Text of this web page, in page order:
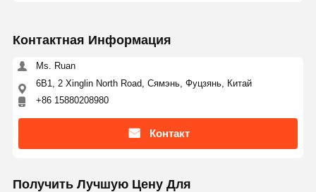
Контактная Информация
Ms. Ruan
6B1, 2 Xinglin North Road, Сямэнь, Фуцзянь, Китай
+86 15880208980
Контакт
Получить Лучшую Цену Для